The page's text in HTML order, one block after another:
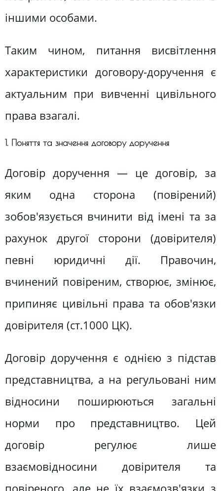
іншими особами.
Таким чином, питання висвітлення
характеристики договору-доручення є
актуальним при вивченні цивільного
права взагалі.
1. Поняття та значення договору доручення
Договір доручення — це договір, за
яким одна сторона (повірений)
зобов'язується вчинити від імені та за
рахунок другої сторони (довірителя)
певні юридичні дії. Правочин,
вчинений повіреним, створює, змінює,
припиняє цивільні права та обов'язки
довірителя (ст.1000 ЦК).
Договір доручення є однією з підстав
представництва, а на регульовані ним
відносини поширюються загальні
норми про представництво. Цей
договір регулює лише
взаємовідносини довірителя та